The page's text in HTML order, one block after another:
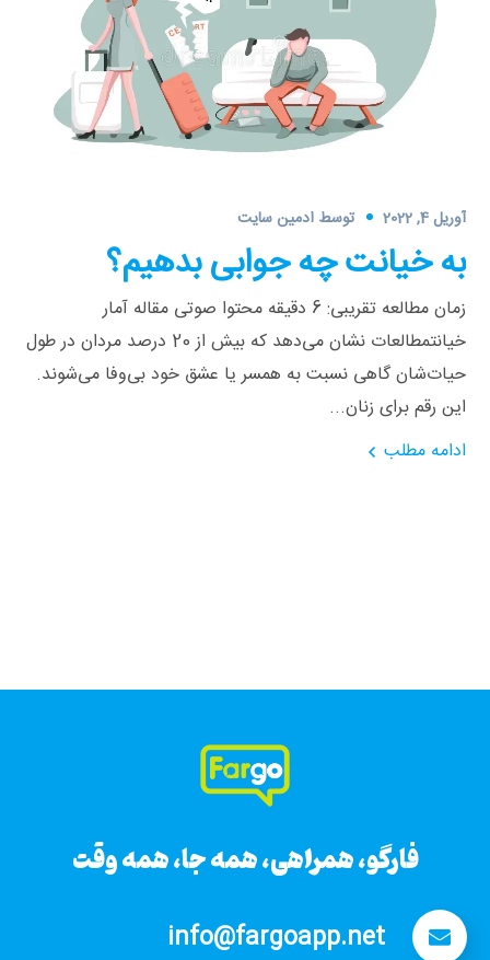
آوریل 4, 2022 توسطادمین سایت
به خیانت چه جوابی بدهیم؟
زمان مطالعه تقریبی: 6 دقیقه محتوا صوتی مقاله آمار
خیانتمطالعات نشان می‌دهد که بیش از 20 درصد مردان در طول
حیات‌شان گاهی نسبت به همسر یا عشق خود بی‌وفا می‌شوند.
این رقم برای زنان...
ادامه مطلب
فارگو، همراهی، همه جا، همه وقت
info@fargoapp.net